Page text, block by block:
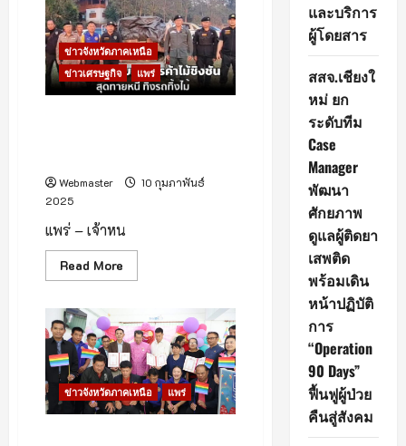
โจ้–
แพร่ฯ
คว้า
รางวัล
“ยุว
สัตวบาล
ดี
ข่าวจังหวัดภาคเหนือ
ข่าวเศรษฐกิจ
แพร่
Webmaster
10 กุมภาพันธ์
2025
แพร่ – เจ้าหน
Read More
more
หน้าที่
สนธิ
กำลัง
ไล่
ล่า
รถ
ขน
ไม้
เถื่อน
ข่าวจังหวัดภาคเหนือ แพร่
และบริการ
ผู้โดยสาร
สสจ.เชียงใ
หม่ ยก
ระดับทีม
Case
Manager
พัฒนา
ศักยภาพ
ดูแลผู้ติดยา
เสพติด
พร้อมเดิน
หน้าปฏิบัติ
การ
“Operation
90 Days”
ฟื้นฟูผู้ป่วย
คืนสู่สังคม